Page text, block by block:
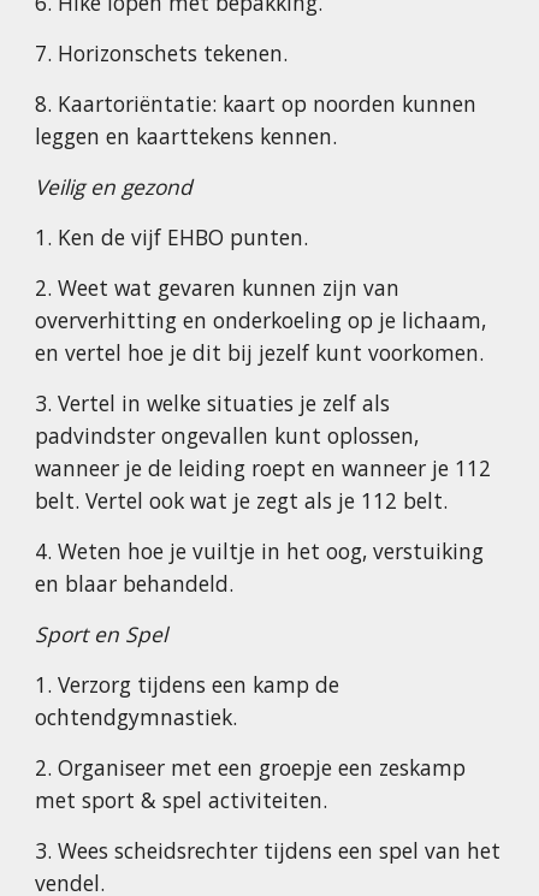
7. Horizonschets tekenen.
8. Kaartoriëntatie: kaart op noorden kunnen
leggen en kaarttekens kennen.
Veilig en gezond
1. Ken de vijf EHBO punten.
2. Weet wat gevaren kunnen zijn van
oververhitting en onderkoeling op je lichaam,
en vertel hoe je dit bij jezelf kunt voorkomen.
3. Vertel in welke situaties je zelf als
padvindster ongevallen kunt oplossen,
wanneer je de leiding roept en wanneer je 112
belt. Vertel ook wat je zegt als je 112 belt.
4. Weten hoe je vuiltje in het oog, verstuiking
en blaar behandeld.
Sport en Spel
1. Verzorg tijdens een kamp de
ochtendgymnastiek.
2. Organiseer met een groepje een zeskamp
met sport & spel activiteiten.
3. Wees scheidsrechter tijdens een spel van het
vendel.